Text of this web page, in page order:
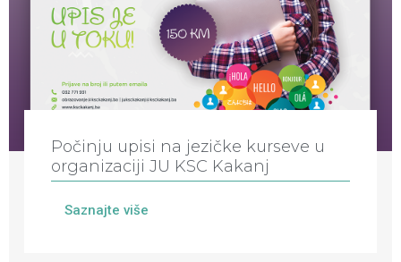
Počinju upisi na jezičke kurseve u
organizaciji JU KSC Kakanj
Saznajte više